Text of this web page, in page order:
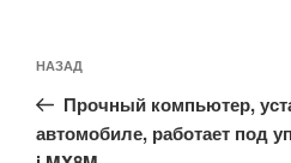
по
записям
Предыдущая
запись:
НАЗАД
Прочный компьютер,
автомобиле, работает под